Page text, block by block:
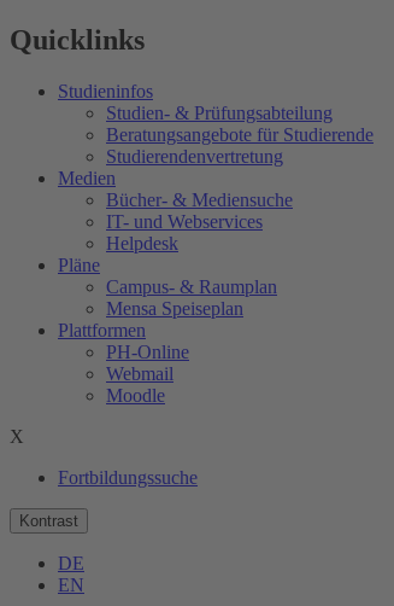
Quicklinks
Studieninfos
Studien- & Prüfungsabteilung
Beratungsangebote für Studierende
Studierendenvertretung
Medien
Bücher- & Mediensuche
IT- und Webservices
Helpdesk
Pläne
Campus- & Raumplan
Mensa Speiseplan
Plattformen
PH-Online
Webmail
Moodle
X
Fortbildungssuche
Kontrast
DE
EN